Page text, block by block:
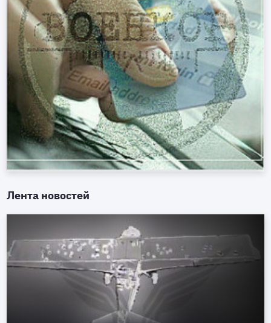
Лента новостей